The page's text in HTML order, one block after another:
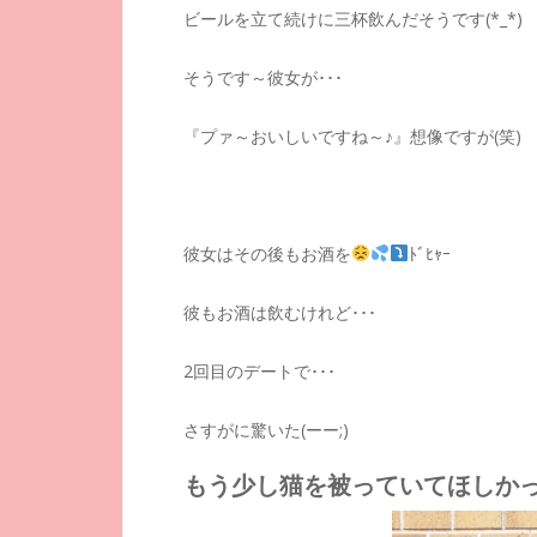
ビールを立て続けに三杯飲んだそうです(*_*)
そうです～彼女が･･･
『プァ～おいしいですね～♪』想像ですが(笑)
彼女はその後もお酒を ﾄﾞﾋｬｰ
彼もお酒は飲むけれど･･･
2回目のデートで･･･
さすがに驚いた(ーー;)
もう少し猫を被っていてほしか